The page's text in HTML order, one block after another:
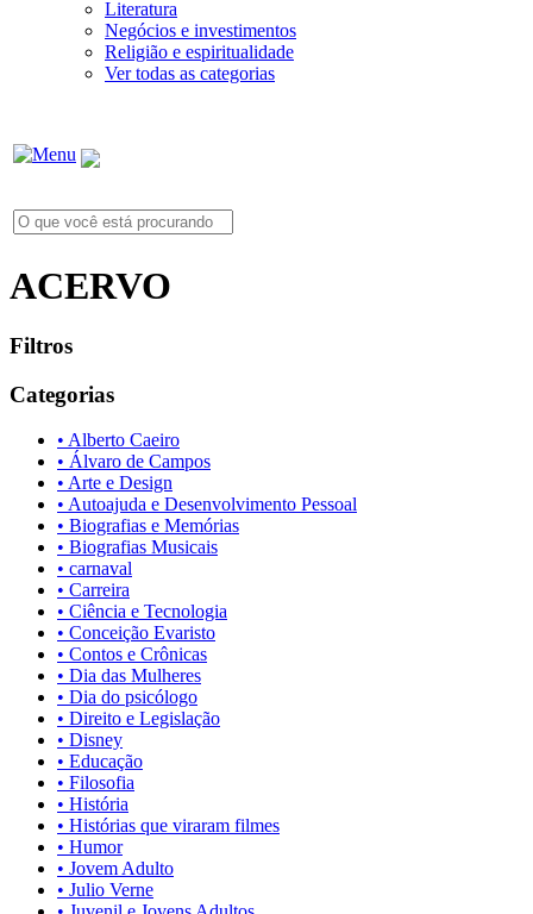
Literatura
Negócios e investimentos
Religião e espiritualidade
Ver todas as categorias
ACERVO
Filtros
Categorias
• Alberto Caeiro
• Álvaro de Campos
• Arte e Design
• Autoajuda e Desenvolvimento Pessoal
• Biografias e Memórias
• Biografias Musicais
• carnaval
• Carreira
• Ciência e Tecnologia
• Conceição Evaristo
• Contos e Crônicas
• Dia das Mulheres
• Dia do psicólogo
• Direito e Legislação
• Disney
• Educação
• Filosofia
• História
• Histórias que viraram filmes
• Humor
• Jovem Adulto
• Julio Verne